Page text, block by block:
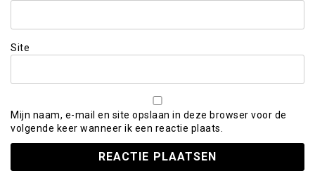
Site
Mijn naam, e-mail en site opslaan in deze browser voor de
volgende keer wanneer ik een reactie plaats.